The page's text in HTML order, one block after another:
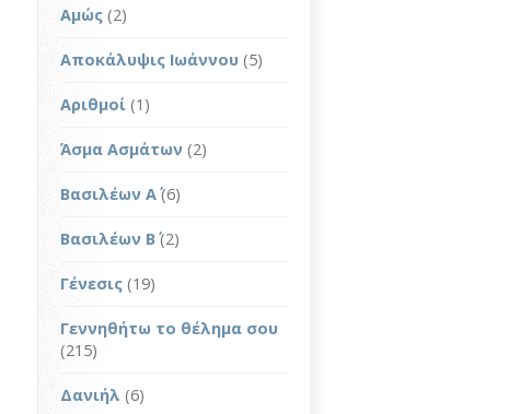
Αμώς (2)
Αποκάλυψις Ιωάννου (5)
Αριθμοί (1)
Άσμα Ασμάτων (2)
Βασιλέων Α΄(6)
Βασιλέων Β΄ (2)
Γένεσις (19)
Γεννηθήτω το θέλημα σου
(215)
Δανιήλ (6)